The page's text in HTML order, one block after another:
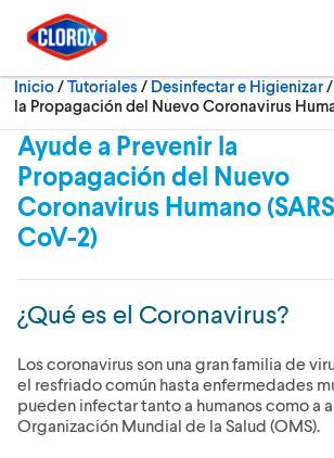
Ir al Menú principal
Ir a Contenido
Ir al Pie de página
Inicio/Tutoriales Desinfectar e Higienizar
la Propagación del Nuevo Coronavirus
Ayude a Prevenir la
Propagación del Nuevo
Coronavirus Humano
CoV-2)
¿Qué es el Coronavirus?
Los coronavirus son una gran familia de
el resfriado común hasta enfermedades
pueden infectar tanto a humanos como a
Organización Mundial de la Salud (OMS).